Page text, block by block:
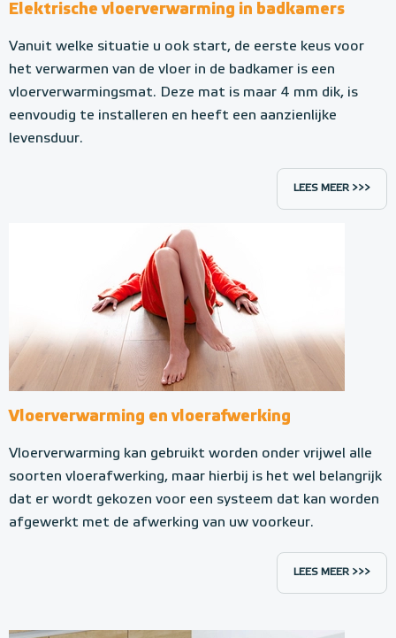
Elektrische vloerverwarming in badkamers
Vanuit welke situatie u ook start, de eerste keus voor
het verwarmen van de vloer in de badkamer is een
vloerverwarmingsmat. Deze mat is maar 4 mm dik, is
eenvoudig te installeren en heeft een aanzienlijke
levensduur.
LEES MEER >>>
Vloerverwarming en vloerafwerking
Vloerverwarming kan gebruikt worden onder vrijwel alle
soorten vloerafwerking, maar hierbij is het wel belangrijk
dat er wordt gekozen voor een systeem dat kan worden
afgewerkt met de afwerking van uw voorkeur.
LEES MEER >>>